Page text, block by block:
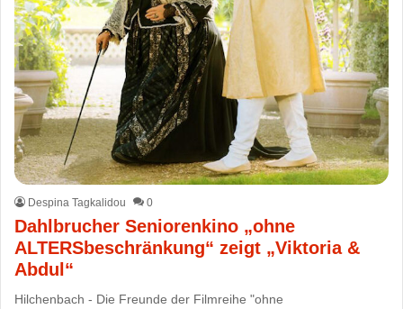
Despina Tagkalidou 0
Dahlbrucher Seniorenkino „ohne
ALTERSbeschränkung“ zeigt „Viktoria &
Abdul“
Hilchenbach - Die Freunde der Filmreihe "ohne